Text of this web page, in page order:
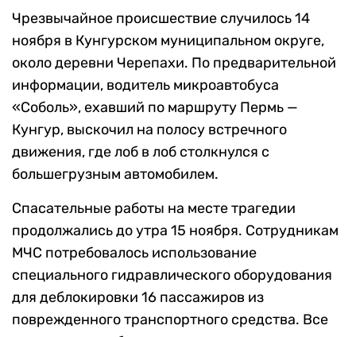
Чрезвычайное происшествие случилось 14
ноября в Кунгурском муниципальном округе,
около деревни Черепахи. По предварительной
информации, водитель микроавтобуса
«Соболь», ехавший по маршруту Пермь —
Кунгур, выскочил на полосу встречного
движения, где лоб в лоб столкнулся с
большегрузным автомобилем.
Спасательные работы на месте трагедии
продолжались до утра 15 ноября. Сотрудникам
МЧС потребовалось использование
специального гидравлического оборудования
для деблокировки 16 пассажиров из
поврежденного транспортного средства. Все